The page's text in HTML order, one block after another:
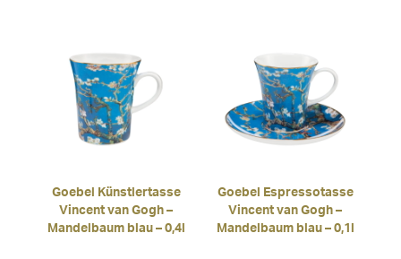
Goebel Künstlertasse
Vincent van Gogh –
Mandelbaum blau – 0,4l
Goebel Espressotasse
Vincent van Gogh –
Mandelbaum blau – 0,1l